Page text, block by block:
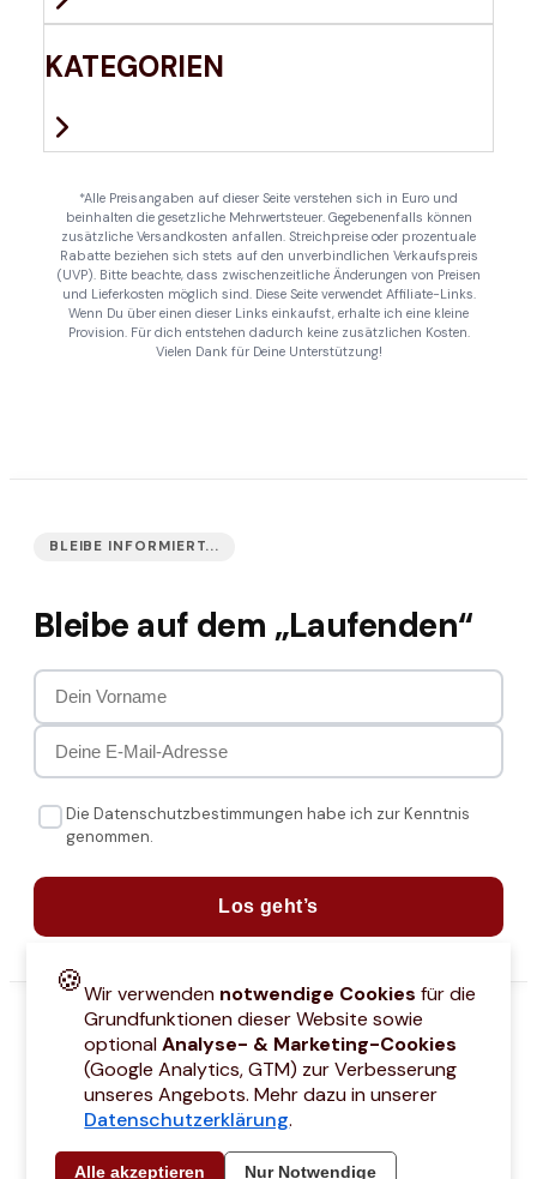
KATEGORIEN
*Alle Preisangaben auf dieser Seite verstehen sich in Euro und
beinhalten die gesetzliche Mehrwertsteuer. Gegebenenfalls können
zusätzliche Versandkosten anfallen. Streichpreise oder prozentuale
Rabatte beziehen sich stets auf den unverbindlichen Verkaufspreis
(UVP). Bitte beachte, dass zwischenzeitliche Änderungen von Preisen
und Lieferkosten möglich sind. Diese Seite verwendet Affiliate-Links.
Wenn Du über einen dieser Links einkaufst, erhalte ich eine kleine
Provision. Für dich entstehen dadurch keine zusätzlichen Kosten.
Vielen Dank für Deine Unterstützung!
BLEIBE INFORMIERT...
Bleibe auf dem „Laufenden“
Die Datenschutzbestimmungen habe ich zur Kenntnis
genommen.
Los geht’s
🍪Wir verwenden notwendige Cookies für die
Grundfunktionen dieser Website sowie
optionalAnalyse- & Marketing-Cookies
(Google Analytics, GTM) zur Verbesserung
unseres Angebots. Mehr dazu in unserer
Datenschutzerklärung.
Alle akzeptieren Nur Notwendige